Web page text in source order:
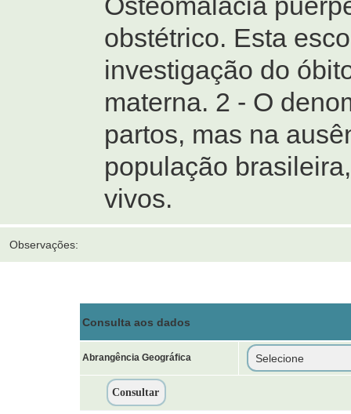
obstétrico. Esta
investigação do
materna. 2 - O
partos, mas na
população
vivos.
Observações:
Consulta aos dados
Abrangência Geográfica